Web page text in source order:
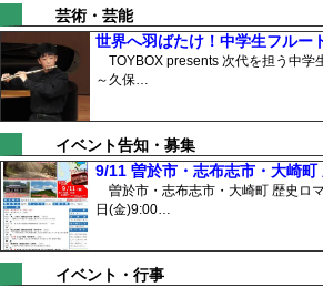
芸術・芸能
世界へ羽ばたけ！中学生フルー
TOYBOX presents 次代を担う中学
～久保…
イベント告知・募集
9/11 曽於市・志布志市・大崎
曽於市・志布志市・大崎町 歴史ロ
日(金)9:00…
イベント・行事